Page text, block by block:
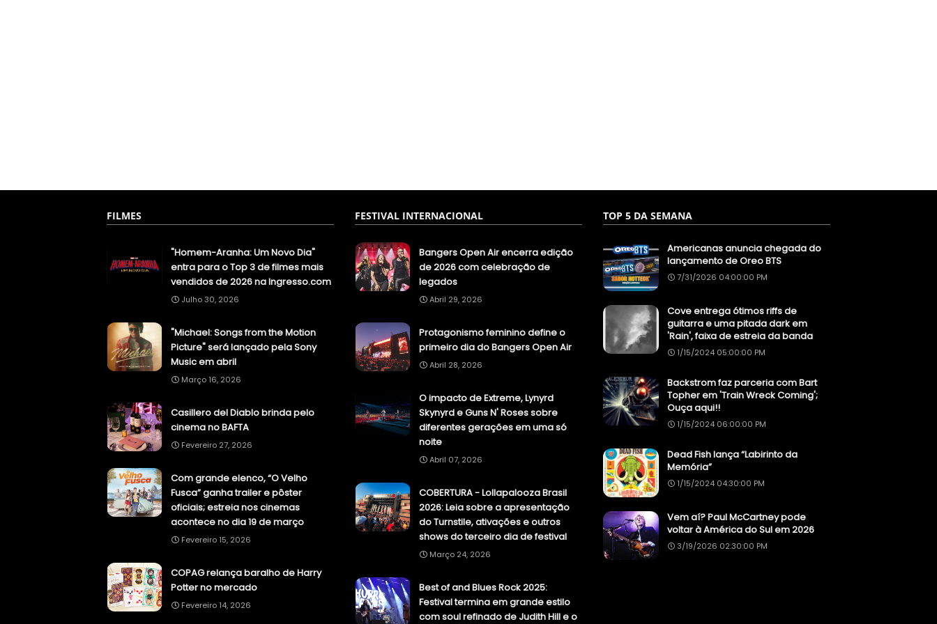
FILMES
"Homem-Aranha: Um Novo Dia"
entra para o Top 3 de filmes mais
vendidos de 2026 na Ingresso.com
Julho 30, 2026
"Michael: Songs from the Motion
Picture" será lançado pela Sony
Music em abril
Março 16, 2026
Casillero del Diablo brinda pelo
cinema no BAFTA
Fevereiro 27, 2026
Com grande elenco, “O Velho
Fusca” ganha trailer e pôster
oficiais; estreia nos cinemas
acontece no dia 19 de março
Fevereiro 15, 2026
COPAG relança baralho de Harry
Potter no mercado
Fevereiro 14, 2026
FESTIVAL INTERNACIONAL
Bangers Open Air encerra edição
de 2026 com celebração de
legados
Abril 29, 2026
Protagonismo feminino define o
primeiro dia do Bangers Open Air
Abril 28, 2026
O impacto de Extreme, Lynyrd
Skynyrd e Guns N' Roses sobre
diferentes gerações em uma só
noite
Abril 07, 2026
COBERTURA - Lollapalooza Brasil
2026: Leia sobre a apresentação
do Turnstile, ativações e outros
shows do terceiro dia de festival
Março 24, 2026
Best of and Blues Rock 2025:
Festival termina em grande estilo
com soul refinado de Judith Hill e o
TOP 5 DA SEMANA
Americanas anuncia chegada do
lançamento de Oreo BTS
7/31/2026 04:00:00 PM
Cove entrega ótimos riffs de
guitarra e uma pitada dark em
'Rain', faixa de estreia da banda
1/15/2024 05:00:00 PM
Backstrom faz parceria com Bart
Topher em 'Train Wreck Coming';
Ouça aqui!!
1/15/2024 06:00:00 PM
Dead Fish lança “Labirinto da
Memória”
1/15/2024 04:30:00 PM
Vem aí? Paul McCartney pode
voltar à América do Sul em 2026
3/19/2026 02:30:00 PM